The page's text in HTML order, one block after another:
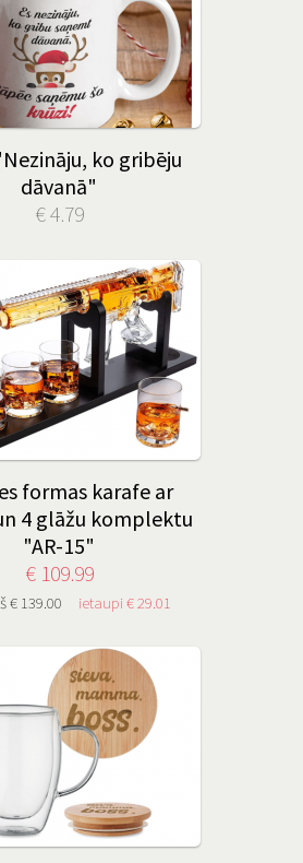
ko gribēju
dāvanā"
€ 4.79
formas karafe ar
4 glāžu komplektu
"AR-15"
€ 109.99
€ 139.00 ietaupi € 29.01